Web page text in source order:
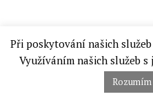
Při poskytování našich
Využíváním našich služeb
Rozumím